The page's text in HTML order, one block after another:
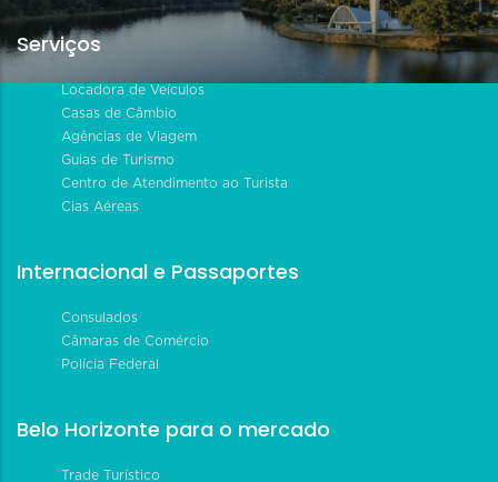
Serviços
Locadora de Veículos
Casas de Câmbio
Agências de Viagem
Guias de Turismo
Centro de Atendimento ao Turista
Cias Aéreas
Internacional e Passaportes
Consulados
Câmaras de Comércio
Polícia Federal
Belo Horizonte para o mercado
Trade Turístico